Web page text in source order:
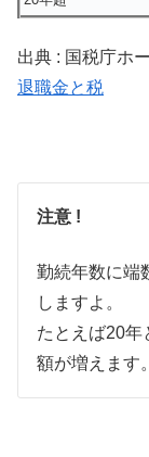
出典 : 国税庁ホ
退職金と税
注意 !
勤続年数に端
しますよ。
たとえば20年
額が増えます。